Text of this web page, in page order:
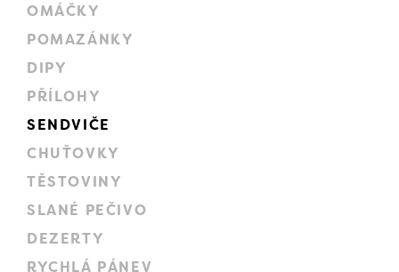
OMÁČKY
POMAZÁNKY
DIPY
PŘÍLOHY
SENDVIČE
CHUŤOVKY
TĚSTOVINY
SLANÉ PEČIVO
DEZERTY
RYCHLÁ PÁNEV